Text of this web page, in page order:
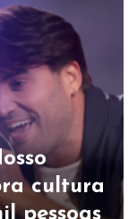
cultura
pessoas